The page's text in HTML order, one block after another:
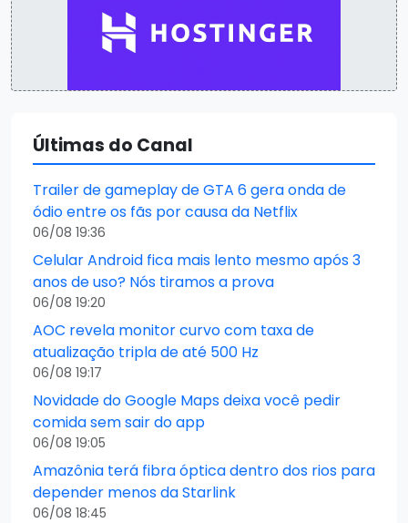
Últimas do Canal
Trailer de gameplay de GTA 6 gera onda de
ódio entre os fãs por causa da Netflix
06/08 19:36
Celular Android fica mais lento mesmo após 3
anos de uso? Nós tiramos a prova
06/08 19:20
AOC revela monitor curvo com taxa de
atualização tripla de até 500 Hz
06/08 19:17
Novidade do Google Maps deixa você pedir
comida sem sair do app
06/08 19:05
Amazônia terá fibra óptica dentro dos rios para
depender menos da Starlink
06/08 18:45